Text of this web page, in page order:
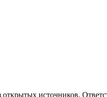
источников.